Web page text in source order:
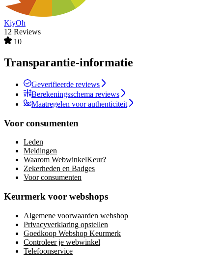
KiyOh
12 Reviews
10
Transparantie-informatie
Geverifieerde reviews
Berekeningsschema reviews
Maatregelen voor authenticiteit
Voor consumenten
Leden
Meldingen
Waarom WebwinkelKeur?
Zekerheden en Badges
Voor consumenten
Keurmerk voor webshops
Algemene voorwaarden webshop
Privacyverklaring opstellen
Goedkoop Webshop Keurmerk
Controleer je webwinkel
Telefoonservice